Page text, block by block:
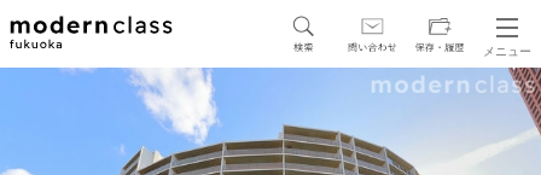
メニュー
地図から探す 駅・路線から探す